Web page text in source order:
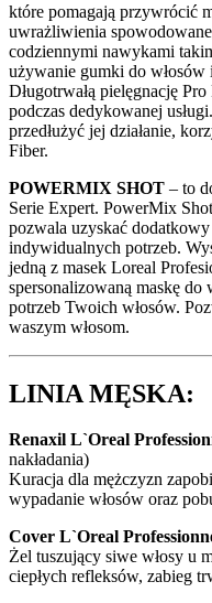
które pomagają przywrócić
uwrażliwienia
codziennymi nawykami
używanie gumki do włosów
Długotrwałą pielęgnację
podczas dedykowanej
przedłużyć jej działanie,
Fiber.
POWERMIX SHOT – to
Serie Expert. PowerMix
pozwala uzyskać
indywidualnych potrzeb.
jedną z masek Loreal
spersonalizowaną maskę do
potrzeb Twoich włosów.
waszym włosom.
LINIA MĘSKA:
Renaxil L`Oreal
nakładania)
Kuracja dla mężczyzn
wypadanie włosów oraz
Cover L`Oreal
Żel tuszujący siwe włosy u
ciepłych refleksów, zabieg